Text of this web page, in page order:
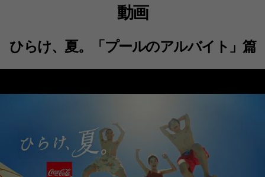
動画
ひらけ、夏。「プールのアルバイト」篇